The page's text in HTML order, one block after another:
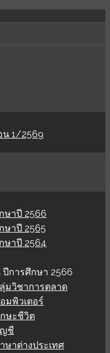
น 1/2569
ษาปี 2566
ษาปี 2565
ษาปี 2564
การศึกษา 2566
มวิชาการตลาด
มพิวเตอร์
ษะชีวิต
ชี
ษาต่างประเทศ